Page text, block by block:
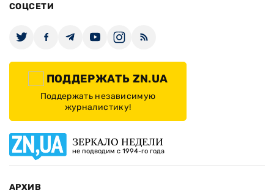
СОЦСЕТИ
ПОДДЕРЖАТЬ ZN.UA
Поддержать независимую
журналистику!
ЗЕРКАЛО НЕДЕЛИ
не подводим с 1994-го года
АРХИВ